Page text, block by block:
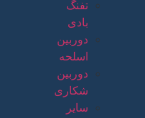
تفنگ
بادی
دوربین
اسلحه
دوربین
شکاری
سایر